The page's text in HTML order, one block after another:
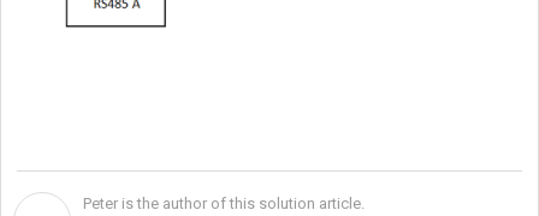
Peter is the author of this solution article.